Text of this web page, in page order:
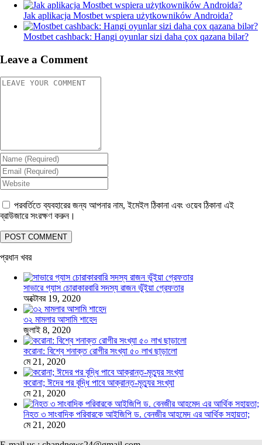
Jak aplikacja Mostbet wspiera użytkowników Androida?
Mostbet cashback: Hangi oyunlar sizi daha çox qazana bilər?
Leave a Comment
পরবর্তিতে ব্যবহারের জন্য আপনার নাম, ইমেইল ঠিকানা এবং ওয়েব ঠিকানা এই
ব্রাউজারে সংরক্ষণ করুন।
প্রধান খবর
সাভারে গ্যাস চোরাকারবারি সদস্য রাজন ভূঁইয়া গ্রেফতার
অক্টোবর 19, 2020
৩২ মামলার আসামি শাহেদ
জুলাই 8, 2020
করোনা: বিশ্বে শনাক্ত রোগীর সংখ্যা ৫০ লাখ ছাড়ালো
মে 21, 2020
করোনা; ঈদের পর বৃদ্ধি পাবে আক্রান্ত-মৃত্যুর সংখ্যা
মে 21, 2020
নিহত ৩ সাংবাদিক পরিবারকে আইজিপি ড. বেনজীর আহমেদ এর আর্থিক সহায়তা;
মে 21, 2020